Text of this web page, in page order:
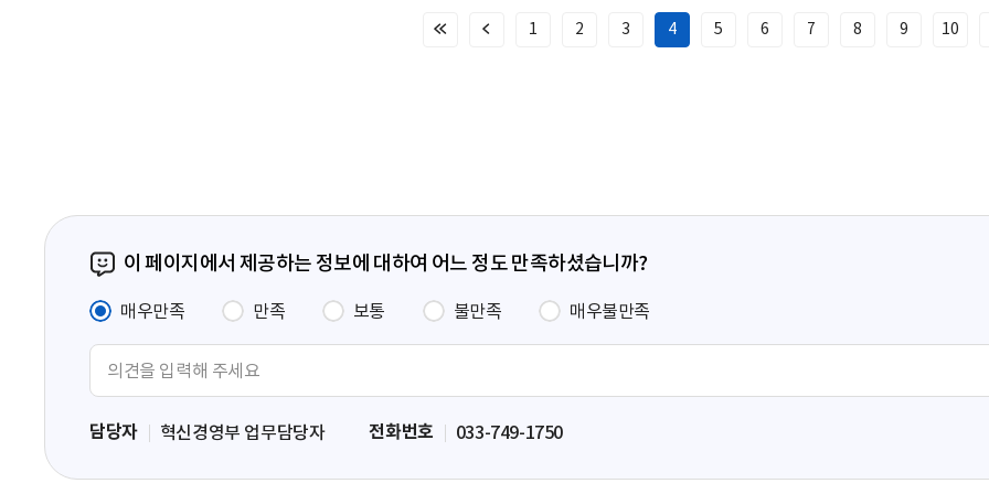
처
이
1 2 3 4 5 6 7 8 9 10
이 페이지에서 제공하는 정보에 대하여 어느 정도 만족하셨습니까?
매우만족 만족 보통 불만족 매우불만족
력
담당자 혁신경영부 업무담당자 전화번호 033-749-1750